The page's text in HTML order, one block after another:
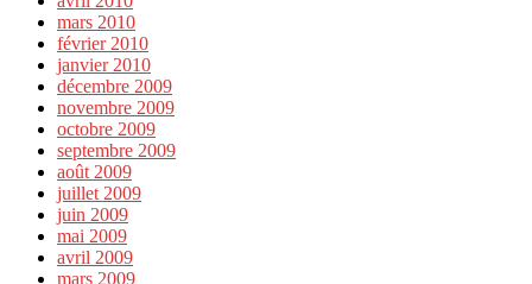
mars 2010
février 2010
janvier 2010
décembre 2009
novembre 2009
octobre 2009
septembre 2009
août 2009
juillet 2009
juin 2009
mai 2009
avril 2009
mars 2009